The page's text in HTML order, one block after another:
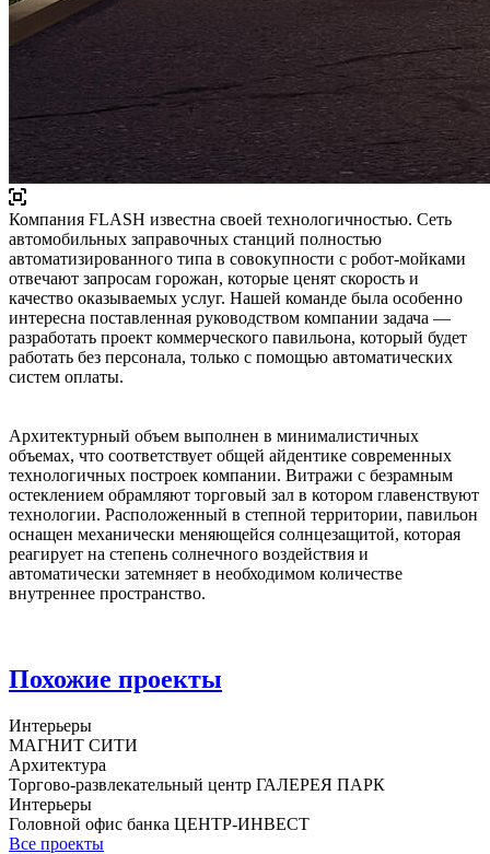
Компания FLASH известна своей технологичностью. Сеть
автомобильных заправочных станций полностью
автоматизированного типа в совокупности с робот-мойками
отвечают запросам горожан, которые ценят скорость и
качество оказываемых услуг. Нашей команде была особенно
интересна поставленная руководством компании задача —
разработать проект коммерческого павильона, который будет
работать без персонала, только с помощью автоматических
систем оплаты.
Архитектурный объем выполнен в минималистичных
объемах, что соответствует общей айдентике современных
технологичных построек компании. Витражи с безрамным
остеклением обрамляют торговый зал в котором главенствуют
технологии. Расположенный в степной территории, павильон
оснащен механически меняющейся солнцезащитой, которая
реагирует на степень солнечного воздействия и
автоматически затемняет в необходимом количестве
внутреннее пространство.
Похожие проекты
Интерьеры
МАГНИТ СИТИ
Архитектура
Торгово-развлекательный центр ГАЛЕРЕЯ ПАРК
Интерьеры
Головной офис банка ЦЕНТР-ИНВЕСТ
Все проекты